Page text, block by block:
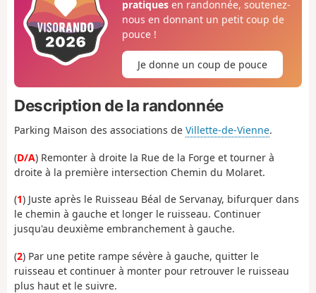
pratiquesen randonnée, soutenez-
nous en donnant un petit coup de
pouce !
Je donne un coup de pouce
Description de la randonnée
Parking Maison des associations de Villette-de-Vienne.
(D/A) Remonter à droite la Rue de la Forge et tourner à
droite à la première intersection Chemin du Molaret.
(1) Juste après le Ruisseau Béal de Servanay, bifurquer dans
le chemin à gauche et longer le ruisseau. Continuer
jusqu'au deuxième embranchement à gauche.
(2) Par une petite rampe sévère à gauche, quitter le
ruisseau et continuer à monter pour retrouver le ruisseau
plus haut et le suivre.